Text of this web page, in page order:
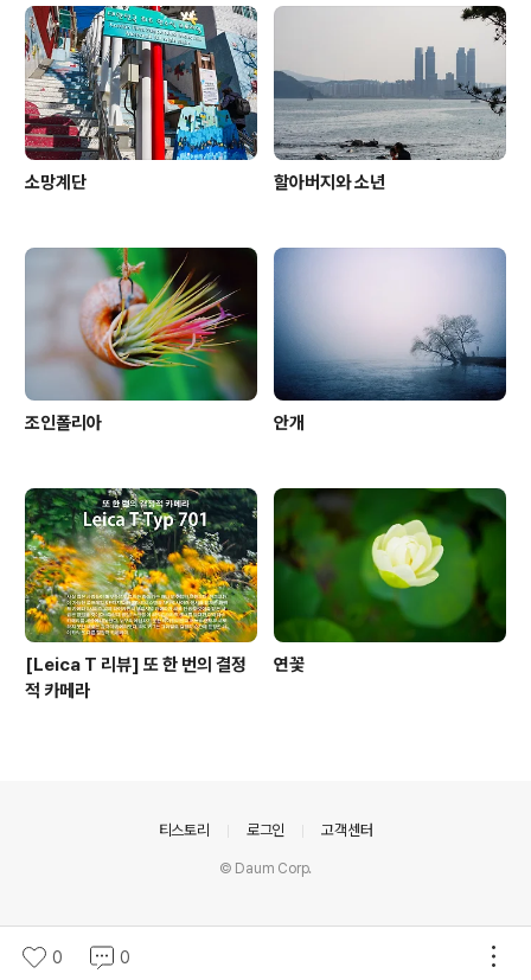
소망계단 할아버지와 소년
조인폴리아 안개
[Leica T 리뷰] 또 한 번의 결정
적 카메라
연꽃
0 0
티스토리 로그인 고객센터
© Daum Corp.